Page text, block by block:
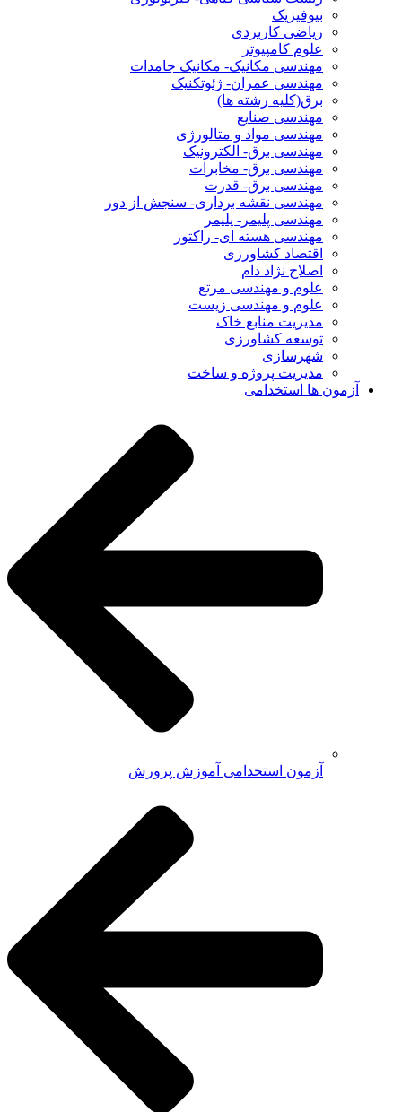
بیوفیزیک
ریاضی کاربردی
علوم کامپیوتر
مهندسی مکانیک- مکانیک جامدات
مهندسی عمران- ژئوتکنیک
برق(کلیه رشته ها)
مهندسی صنایع
مهندسی مواد و متالورژی
مهندسی برق- الکترونیک
مهندسی برق- مخابرات
مهندسی برق- قدرت
مهندسی نقشه برداری- سنجش از دور
مهندسی پلیمر- پلیمر
مهندسی هسته ای- راکتور
اقتصاد کشاورزی
اصلاح نژاد دام
علوم و مهندسی مرتع
علوم و مهندسی زیست
مدیریت منابع خاک
توسعه کشاورزی
شهرسازی
مدیریت پروژه و ساخت
آزمون ها استخدامی
آزمون استخدامی آموزش پرورش